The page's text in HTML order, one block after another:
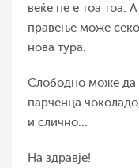
веќе не е тоа тоа.
правење може
нова тура.
Слободно може да
парченца
и слично...
На здравје!